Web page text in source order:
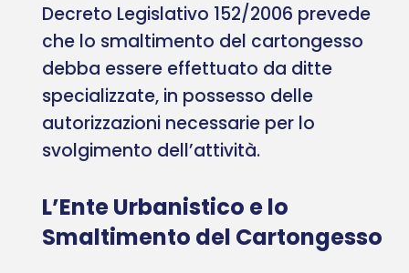
Decreto Legislativo 152/2006 prevede
che lo smaltimento del cartongesso
debba essere effettuato da ditte
specializzate, in possesso delle
autorizzazioni necessarie per lo
svolgimento dell’attività.
L’Ente Urbanistico e lo
Smaltimento del Cartongesso